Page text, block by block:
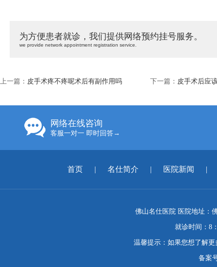
为方便患者就诊，我们提供网络预约挂号服务。
we provide network appointment registration service.
上一篇： 皮手术疼不疼呢术后有副作用吗 下一篇： 皮手术后应
网络在线咨询
客服一对一 即时回答→
首页 | 名仕简介 | 医院新闻 |
佛山名仕医院 医院地址：
就诊时间：8
温馨提示：如果您想了解
备案